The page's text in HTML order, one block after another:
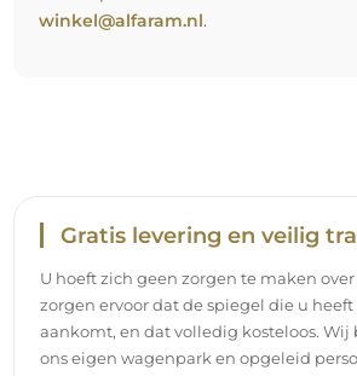
Bekijk hoe wij onze spiegels verpakken.
Eenvoudige montage